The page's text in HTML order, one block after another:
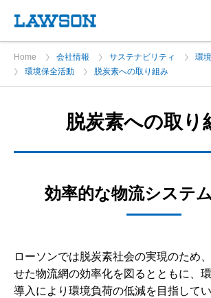
Home 会社情報 サステナビリティ
環
環境保全活動
脱炭素への取り組み
脱炭素への取り
効率的な物流システ
ローソンでは脱炭素社会の実現のため
せた物流網の効率化を図るとともに、
導入により環境負荷の低減を目指してい